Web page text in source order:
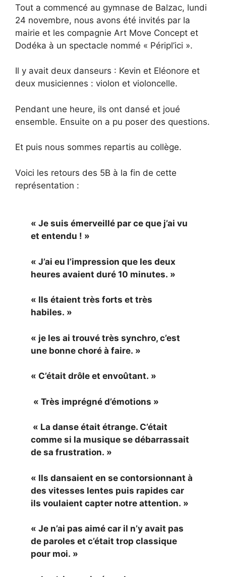
Tout a commencé au gymnase de Balzac, lundi
24 novembre, nous avons été invités par la
mairie et les compagnie Art Move Concept et
Dodéka à un spectacle nommé « Péripl’ici ».
Il y avait deux danseurs : Kevin et Eléonore et
deux musiciennes : violon et violoncelle.
Pendant une heure, ils ont dansé et joué
ensemble. Ensuite on a pu poser des questions.
Et puis nous sommes repartis au collège.
Voici les retours des 5B à la fin de cette
représentation :
« Je suis émerveillé par ce que j’ai vu
et entendu ! »
« J’ai eu l’impression que les deux
heures avaient duré 10 minutes. »
« Ils étaient très forts et très
habiles. »
« je les ai trouvé très synchro, c’est
une bonne choré à faire. »
« C’était drôle et envoûtant. »
« Très imprégné d’émotions »
« La danse était étrange. C’était
comme si la musique se débarrassait
de sa frustration. »
« Ils dansaient en se contorsionnant à
des vitesses lentes puis rapides car
ils voulaient capter notre attention. »
« Je n’ai pas aimé car il n’y avait pas
de paroles et c’était trop classique
pour moi. »